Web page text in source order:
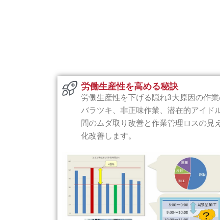
労働生産性を高める秘訣
労働生産性を下げる隠れ3大原因の作
バラツキ、非正味作業、潜在的アイド
間のムダ取り改善と作業管理ロスの見
化改善します。